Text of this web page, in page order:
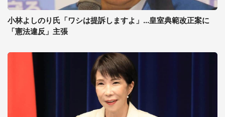
小林よしのり氏「ワシは提訴しますよ」...皇室典範改正案に
「憲法違反」主張